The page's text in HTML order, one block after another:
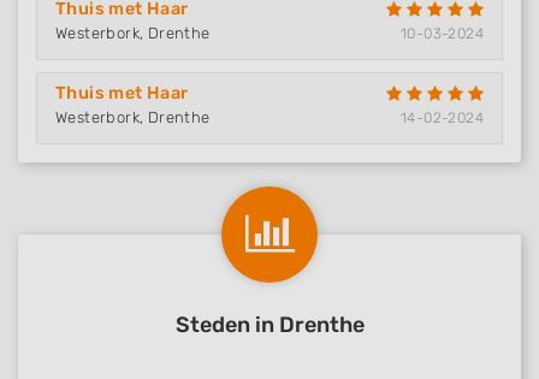
Thuis met Haar
Westerbork, Drenthe 10-03-2024
Thuis met Haar
Westerbork, Drenthe 14-02-2024
Steden in Drenthe